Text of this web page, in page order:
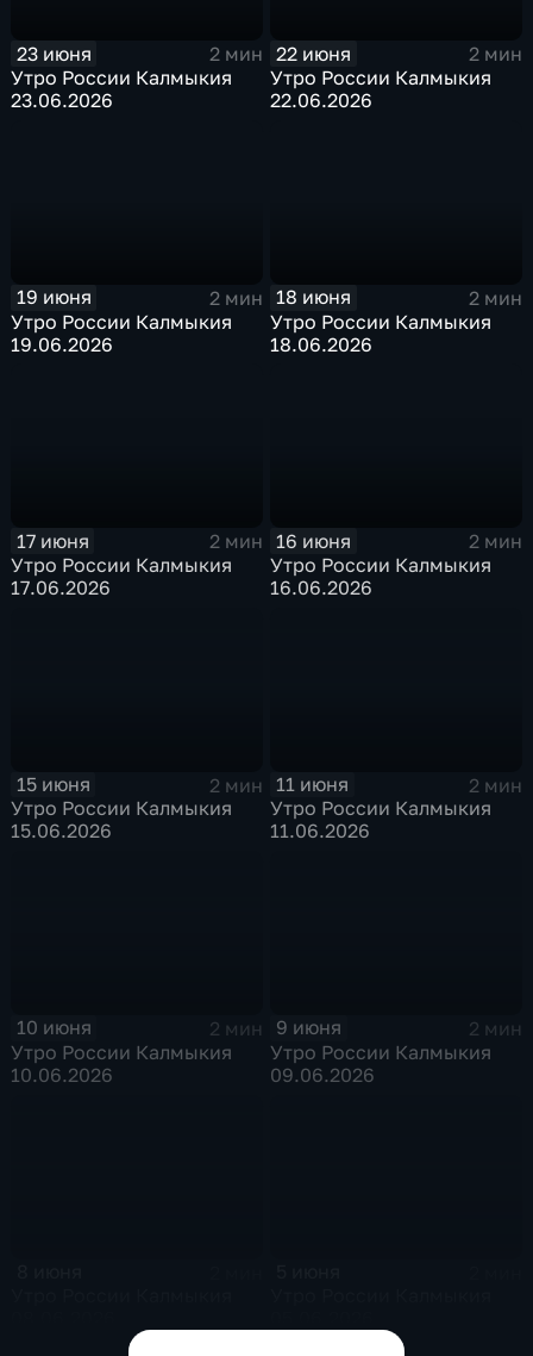
23 июня
2 мин
Утро России Калмыкия
23.06.2026
22 июня
2 мин
Утро России Калмыкия
22.06.2026
19 июня
2 мин
Утро России Калмыкия
19.06.2026
18 июня
2 мин
Утро России Калмыкия
18.06.2026
17 июня
2 мин
Утро России Калмыкия
17.06.2026
16 июня
2 мин
Утро России Калмыкия
16.06.2026
15 июня
2 мин
Утро России Калмыкия
15.06.2026
11 июня
2 мин
Утро России Калмыкия
11.06.2026
10 июня
2 мин
Утро России Калмыкия
10.06.2026
9 июня
2 мин
Утро России Калмыкия
09.06.2026